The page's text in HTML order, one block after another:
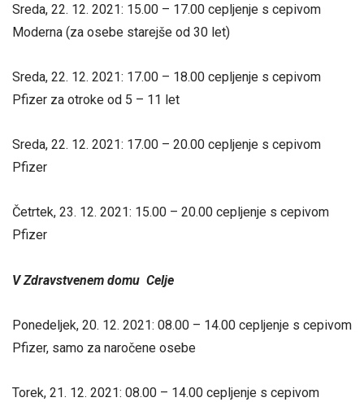
Sreda, 22. 12. 2021: 15.00 – 17.00 cepljenje s cepivom
Moderna (za osebe starejše od 30 let)
Sreda, 22. 12. 2021: 17.00 – 18.00 cepljenje s cepivom
Pfizer za otroke od 5 – 11 let
Sreda, 22. 12. 2021: 17.00 – 20.00 cepljenje s cepivom
Pfizer
Četrtek, 23. 12. 2021: 15.00 – 20.00 cepljenje s cepivom
Pfizer
V Zdravstvenem domu Celje
Ponedeljek, 20. 12. 2021: 08.00 – 14.00 cepljenje s cepivom
Pfizer, samo za naročene osebe
Torek, 21. 12. 2021: 08.00 – 14.00 cepljenje s cepivom